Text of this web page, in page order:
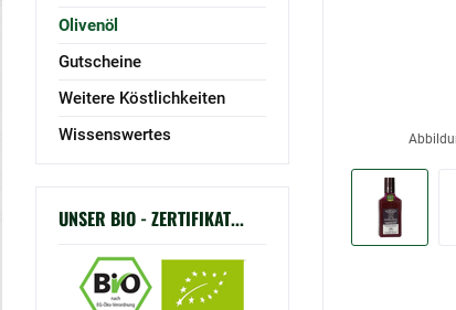
Olivenöl
Gutscheine
Weitere Köstlichkeiten
Wissenswertes
UNSER BIO - ZERTIFIKAT...